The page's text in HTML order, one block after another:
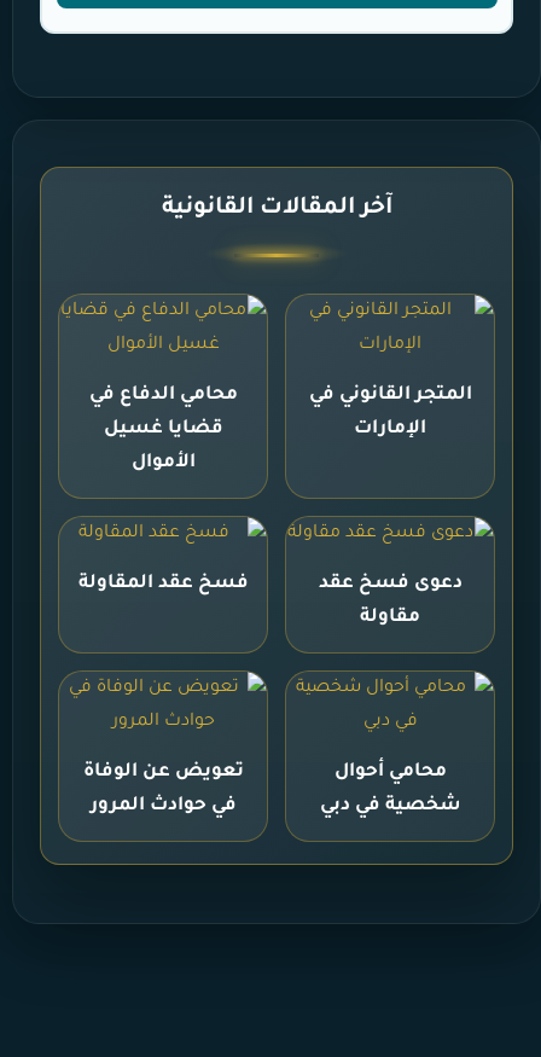
آخر المقالات القانونية
المتجر القانوني في
الإمارات
محامي الدفاع في
قضايا غسيل
الأموال
دعوى فسخ عقد
مقاولة
فسخ عقد المقاولة
محامي أحوال
شخصية في دبي
تعويض عن الوفاة
في حوادث المرور